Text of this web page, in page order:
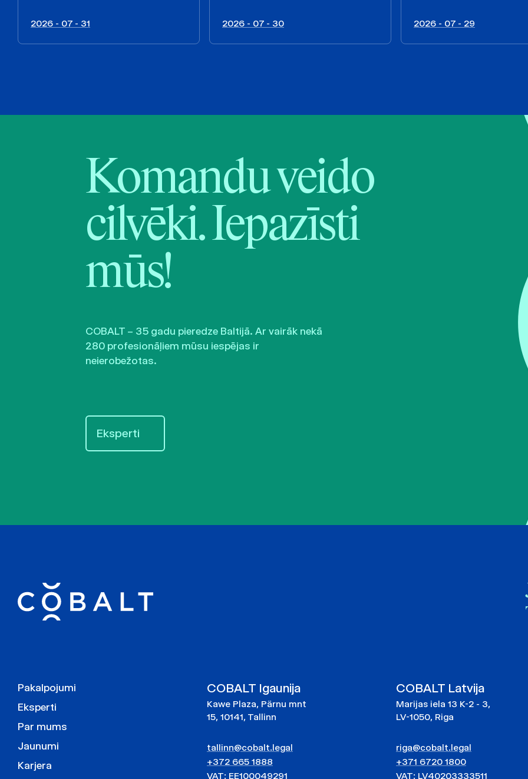
2026 - 07 - 31 2026 - 07 - 30 2026 - 07 - 29
Komandu veido
cilvēki. Iepazīsti
mūs!
COBALT – 35 gadu pieredze Baltijā. Ar vairāk nekā
280 profesionāļiem mūsu iespējas ir
neierobežotas.
Eksperti
Pakalpojumi
Eksperti
Par mums
Jaunumi
Karjera
COBALT Igaunija
Kawe Plaza, Pärnu mnt
15, 10141, Tallinn
tallinn@cobalt.legal
+372 665 1888
VAT: EE100049291
COBALT Latvija
Marijas iela 13 K-2 - 3,
LV-1050, Riga
riga@cobalt.legal
+371 6720 1800
VAT: LV40203333511